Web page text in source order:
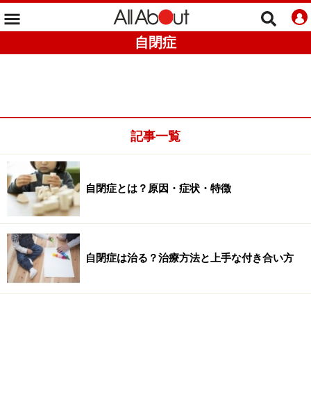
自閉症
記事一覧
自閉症とは？原因・症状・特徴
自閉症は治る？治療方法と上手な付き合い方